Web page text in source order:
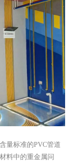
量标准的PVC管道
料中的重金属问